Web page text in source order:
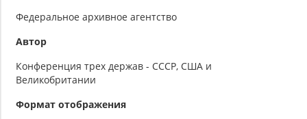
Федеральное архивное агентство
Автор
Конференция трех держав - СССР, США и
Великобритании
Формат отображения